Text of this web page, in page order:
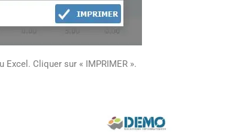
Cliquer sur « IMPRIMER ».